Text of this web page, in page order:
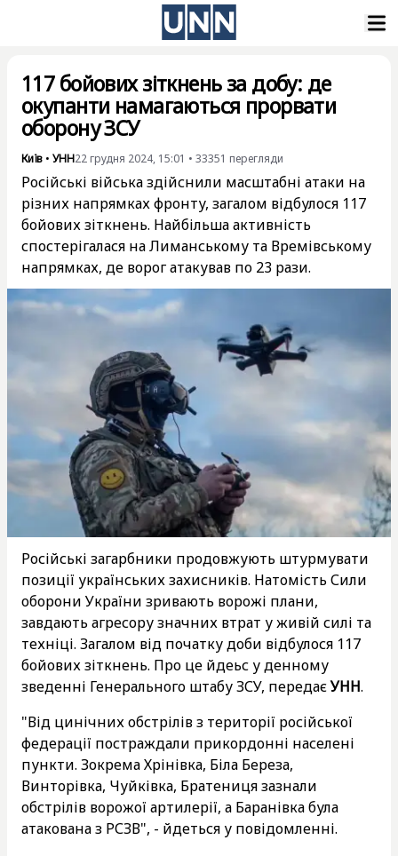
117 бойових зіткнень за добу: де
окупанти намагаються прорвати
оборону ЗСУ
Київ • УНН22 грудня 2024, 15:01 • 33351 перегляди
Російські війська здійснили масштабні атаки на
різних напрямках фронту, загалом відбулося 117
бойових зіткнень. Найбільша активність
спостерігалася на Лиманському та Времівському
напрямках, де ворог атакував по 23 рази.
Російські загарбники продовжують штурмувати
позиції українських захисників. Натомість Сили
оборони України зривають ворожі плани,
завдають агресору значних втрат у живій силі та
техніці. Загалом від початку доби відбулося 117
бойових зіткнень. Про це йдеьс у денному
зведенні Генерального штабу ЗСУ, передаєУНН.
"Від цинічних обстрілів з території російської
федерації постраждали прикордонні населені
пункти. Зокрема Хрінівка, Біла Береза,
Винторівка, Чуйківка, Братениця зазнали
обстрілів ворожої артилерії, а Баранівка була
атакована з РСЗВ", - йдеться у повідомленні.